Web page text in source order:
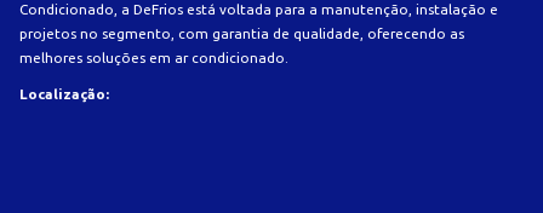
Condicionado, a DeFrios está voltada para a manutenção, instalação e
projetos no segmento, com garantia de qualidade, oferecendo as
melhores soluções em ar condicionado.
Localização: